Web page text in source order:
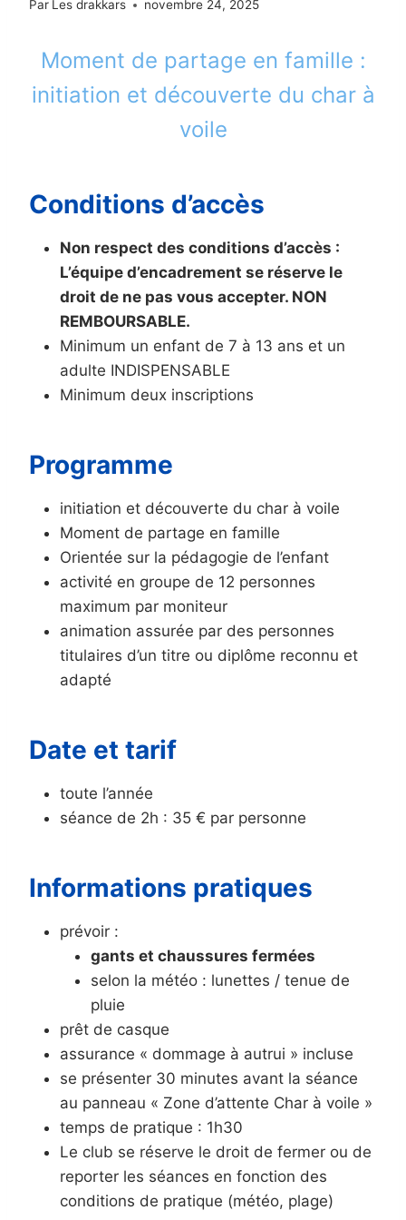
Par Les drakkars novembre 24, 2025
Moment de partage en famille :
initiation et découverte du char à
voile
Conditions d’accès
Non respect des conditions d’accès :
L’équipe d’encadrement se réserve le
droit de ne pas vous accepter. NON
REMBOURSABLE.
Minimum un enfant de 7 à 13 ans et un
adulte INDISPENSABLE
Minimum deux inscriptions
Programme
initiation et découverte du char à voile
Moment de partage en famille
Orientée sur la pédagogie de l’enfant
activité en groupe de 12 personnes
maximum par moniteur
animation assurée par des personnes
titulaires d’un titre ou diplôme reconnu et
adapté
Date et tarif
toute l’année
séance de 2h : 35 € par personne
Informations pratiques
prévoir :
gants et chaussures fermées
selon la météo : lunettes / tenue de
pluie
prêt de casque
assurance « dommage à autrui » incluse
se présenter 30 minutes avant la séance
au panneau « Zone d’attente Char à voile »
temps de pratique : 1h30
Le club se réserve le droit de fermer ou de
reporter les séances en fonction des
conditions de pratique (météo, plage)